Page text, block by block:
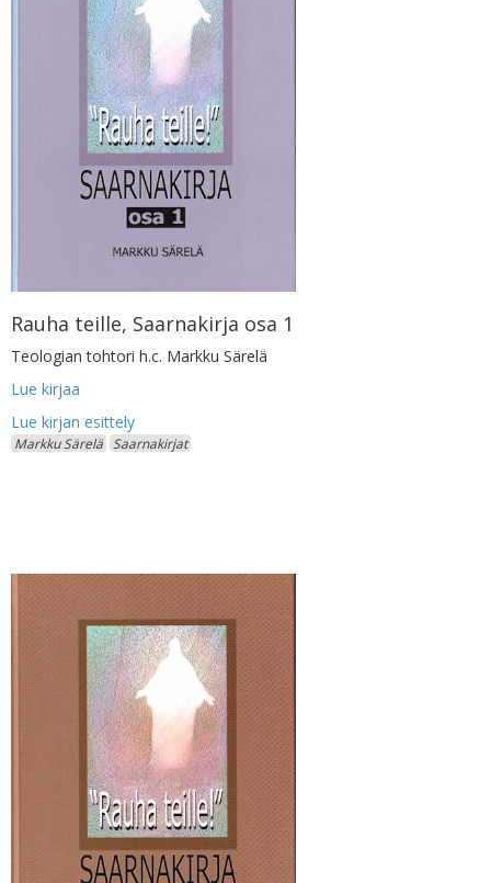
Rauha teille, Saarnakirja osa 1
Teologian tohtori h.c. Markku Särelä
Lue kirjaa
Markku Särelä Saarnakirjat